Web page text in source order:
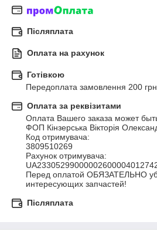
Післяплата
Оплата на рахунок
Готівкою
Передоплата замовлення 200 грн
Оплата за реквізитами
Оплата Вашего заказа может
ФОП Кінзерська Вікторія
Код отримувача:
3809510269
Рахунок отримувача:
Перед оплатой ОБЯЗАТЕЛЬНО
интересующих запчастей!
Післяплата